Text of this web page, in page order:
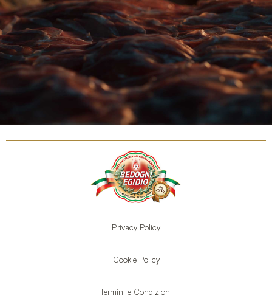
Privacy Policy
Cookie Policy
Termini e Condizioni